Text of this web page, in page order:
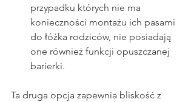
przypadku których nie ma
konieczności montażu ich pasami
do łóżka rodziców, nie posiadają
one również funkcji opuszczanej
barierki.
Ta druga opcja zapewnia bliskość z